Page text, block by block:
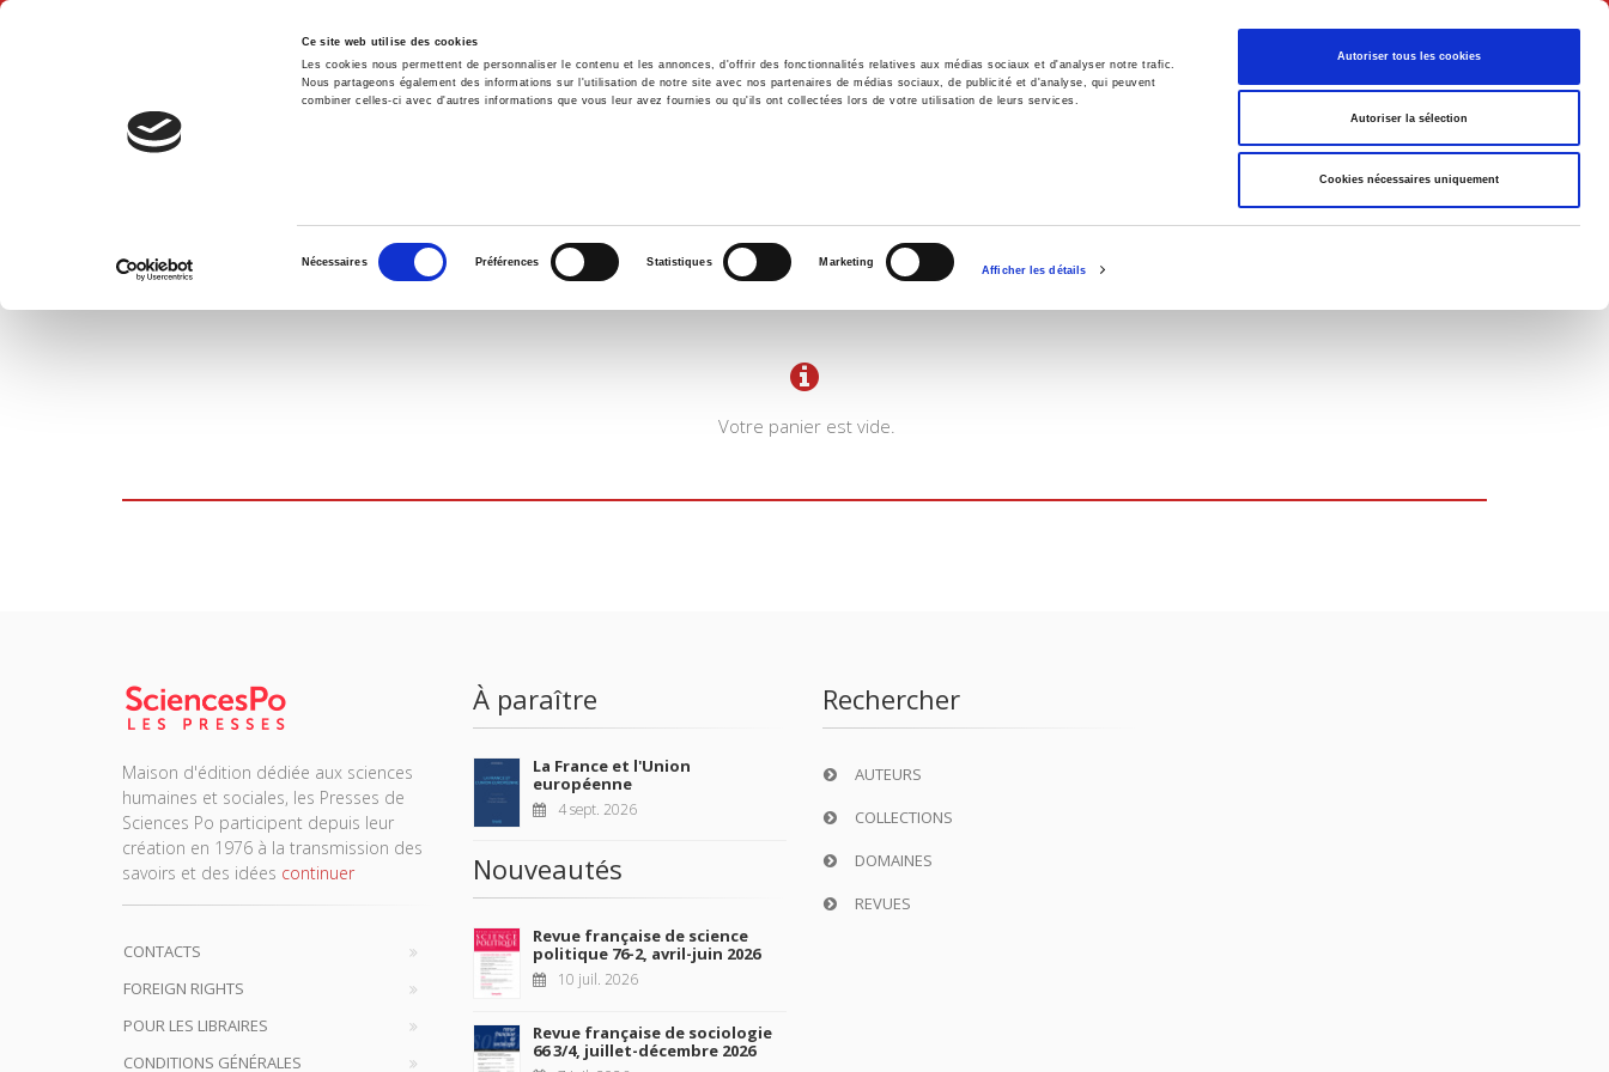
Ce site web utilise des cookies
Les cookies nous permettent de personnaliser le contenu et les annonces, d'offrir des fonctionnalités relatives aux médias sociaux et d'analyser notre trafic.
Nous partageons également des informations sur l'utilisation de notre site avec nos partenaires de médias sociaux, de publicité et d'analyse, qui peuvent
combiner celles-ci avec d'autres informations que vous leur avez fournies ou qu'ils ont collectées lors de votre utilisation de leurs services.
consentement
Nécessaires Préférences Statistiques Marketing
Afficher les détails
Autoriser tous les cookies
Autoriser la sélection
Cookies nécessaires uniquement
Français
Accueil Environnement Histoire International
PANIER D'ACHATS
Votre panier est vide.
Maison d'édition dédiée aux sciences
humaines et sociales, les Presses de
Sciences Po participent depuis leur
création en 1976 à la transmission des
savoirs et des idées continuer
CONTACTS
FOREIGN RIGHTS
POUR LES LIBRAIRES
CONDITIONS GÉNÉRALES
À paraître
La France et l'Union
européenne
4 sept. 2026
Nouveautés
Revue française de science
politique 76-2, avril-juin 2026
10 juil. 2026
Revue française de sociologie
66 3/4, juillet-décembre 2026
Rechercher
AUTEURS
COLLECTIONS
DOMAINES
REVUES